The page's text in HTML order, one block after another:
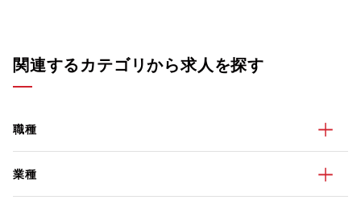
関連するカテゴリから求人を探す
職種
業種